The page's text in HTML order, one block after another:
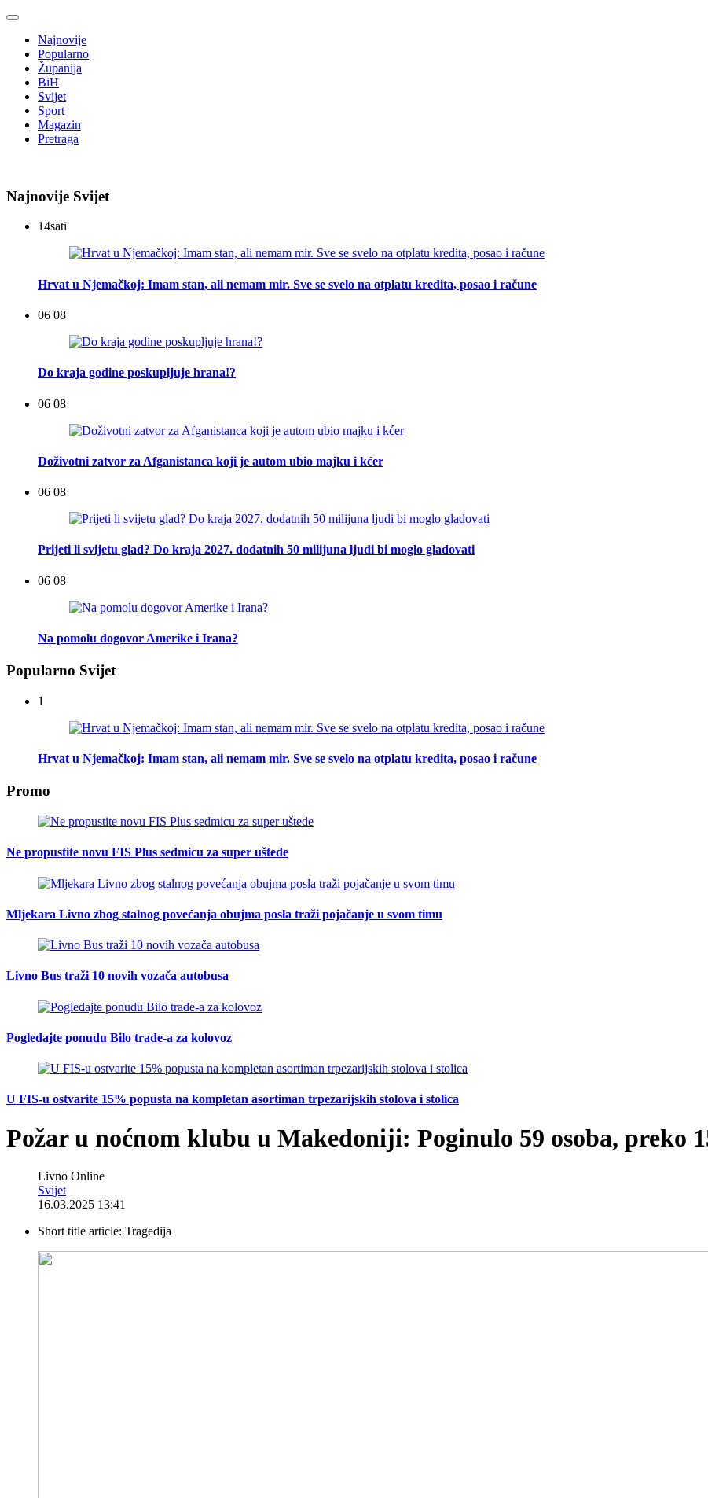
Najnovije
Popularno
Županija
BiH
Svijet
Sport
Magazin
Pretraga
Najnovije Svijet
14sati
Hrvat u Njemačkoj: Imam stan, ali nemam mir. Sve se svelo na otplatu kredita, posao i račune
06 08
Do kraja godine poskupljuje hrana!?
06 08
Doživotni zatvor za Afganistanca koji je autom ubio majku i kćer
06 08
Prijeti li svijetu glad? Do kraja 2027. dodatnih 50 milijuna ljudi bi moglo gladovati
06 08
Na pomolu dogovor Amerike i Irana?
Popularno Svijet
1
Hrvat u Njemačkoj: Imam stan, ali nemam mir. Sve se svelo na otplatu kredita, posao i račune
Promo
Ne propustite novu FIS Plus sedmicu za super uštede
Mljekara Livno zbog stalnog povećanja obujma posla traži pojačanje u svom timu
Livno Bus traži 10 novih vozača autobusa
Pogledajte ponudu Bilo trade-a za kolovoz
U FIS-u ostvarite 15% popusta na kompletan asortiman trpezarijskih stolova i stolica
Požar u noćnom klubu u Makedoniji: Poginulo 59 osoba, preko
Livno Online
Svijet
16.03.2025 13:41
Short title article: Tragedija